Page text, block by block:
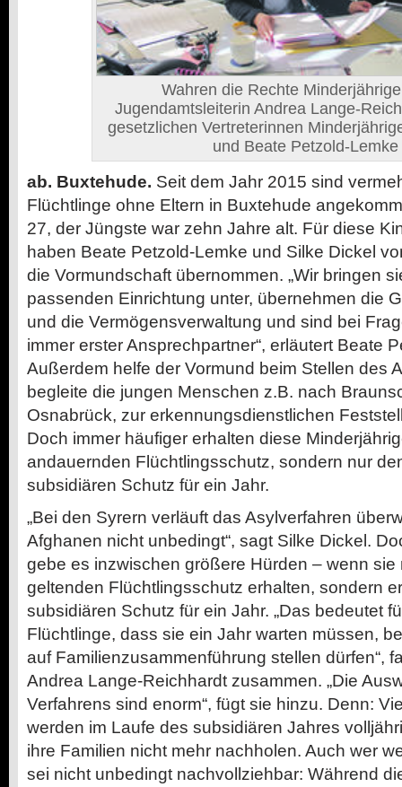
Wahren die Rechte
Jugendamtsleiterin Andrea Lange-
gesetzlichen Vertreterinnen
und Beate Petzold-Lemke
ab. Buxtehude. Seit dem Jahr 2015 sind
Flüchtlinge ohne Eltern in Buxtehude
27, der Jüngste war zehn Jahre alt. Für diese
haben Beate Petzold-Lemke und Silke Dickel
die Vormundschaft übernommen. „Wir bringen
passenden Einrichtung unter, übernehmen die
und die Vermögensverwaltung und sind bei
immer erster Ansprechpartner“, erläutert Beate
Außerdem helfe der Vormund beim Stellen des
begleite die jungen Menschen z.B. nach
Osnabrück, zur erkennungsdienstlichen
Doch immer häufiger erhalten diese
andauernden Flüchtlingsschutz, sondern nur
subsidiären Schutz für ein Jahr.
„Bei den Syrern verläuft das Asylverfahren
Afghanen nicht unbedingt“, sagt Silke Dickel.
gebe es inzwischen größere Hürden – wenn sie
geltenden Flüchtlingsschutz erhalten, sondern
subsidiären Schutz für ein Jahr. „Das bedeutet
Flüchtlinge, dass sie ein Jahr warten müssen,
auf Familienzusammenführung stellen dürfen“,
Andrea Lange-Reichhardt zusammen. „Die
Verfahrens sind enorm“, fügt sie hinzu. Denn:
werden im Laufe des subsidiären Jahres
ihre Familien nicht mehr nachholen. Auch wer
sei nicht unbedingt nachvollziehbar: Während